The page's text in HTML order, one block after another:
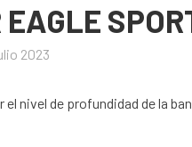
2023
el nivel de profundidad de la